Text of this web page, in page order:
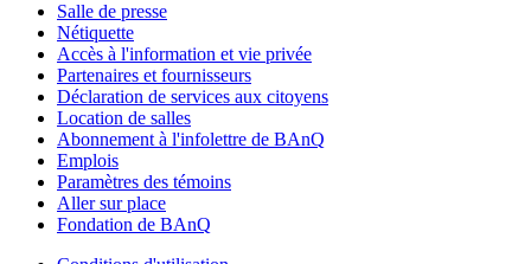
Salle de presse
Nétiquette
Accès à l'information et vie privée
Partenaires et fournisseurs
Déclaration de services aux citoyens
Location de salles
Abonnement à l'infolettre de BAnQ
Emplois
Paramètres des témoins
Aller sur place
Fondation de BAnQ